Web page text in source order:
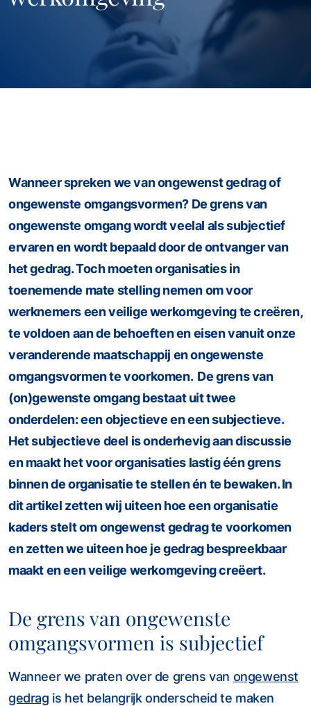
Wanneer spreken we van ongewenst gedrag of
ongewenste omgangsvormen? De grens van
ongewenste omgang wordt veelal als subjectief
ervaren en wordt bepaald door de ontvanger van
het gedrag. Toch moeten organisaties in
toenemende mate stelling nemen om voor
werknemers een veilige werkomgeving te creëren,
te voldoen aan de behoeften en eisen vanuit onze
veranderende maatschappij en ongewenste
omgangsvormen te voorkomen. De grens van
(on)gewenste omgang bestaat uit twee
onderdelen: een objectieve en een subjectieve.
Het subjectieve deel is onderhevig aan discussie
en maakt het voor organisaties lastig één grens
binnen de organisatie te stellen én te bewaken. In
dit artikel zetten wij uiteen hoe een organisatie
kaders stelt om ongewenst gedrag te voorkomen
en zetten we uiteen hoe je gedrag bespreekbaar
maakt en een veilige werkomgeving creëert.
De grens van ongewenste
omgangsvormen is subjectief
Wanneer we praten over de grens van ongewenst
gedrag is het belangrijk onderscheid te maken